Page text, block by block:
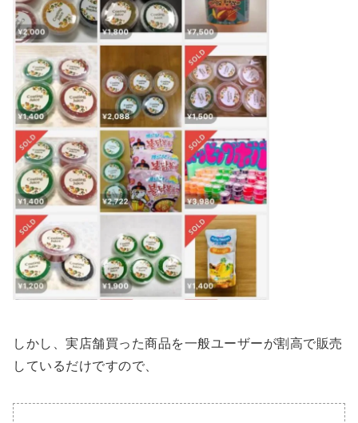
しかし、実店舗買った商品を一般ユーザーが割高で販売
しているだけですので、